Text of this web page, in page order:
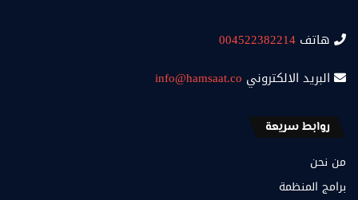
هاتف 004522382214
البريد الالكتروني info@hamsaat.co
روابط سريعة
من نحن
برامج المنظمة